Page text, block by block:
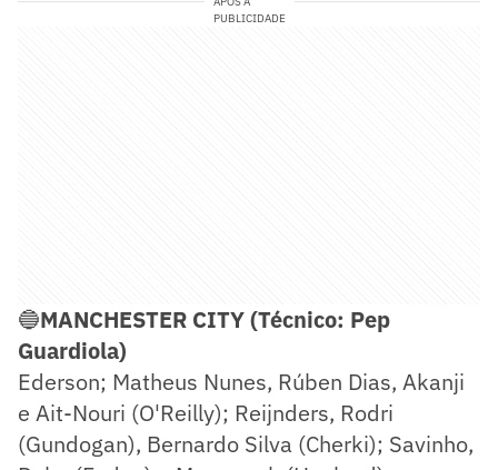
PUBLICIDADE
🔵MANCHESTER CITY (Técnico: Pep
Guardiola)
Ederson; Matheus Nunes, Rúben Dias, Akanji
e Ait-Nouri (O'Reilly); Reijnders, Rodri
(Gundogan), Bernardo Silva (Cherki); Savinho,